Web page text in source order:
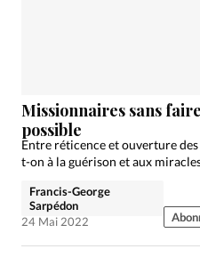
Missionnaires sans
possible
Entre réticence et ouverture
t-on à la guérison et aux
Francis-George
Sarpédon
24 Mai 2022